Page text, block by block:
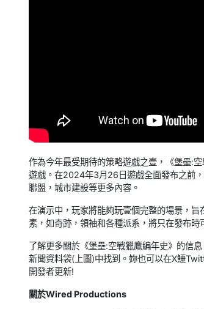
作為今年最受期待的策略遊戲之壹，《堡壘:
遊戲。在2024年3月26日遊戲全面發布之前
聯盟，城市建設等更多內容。
在演示中，玩家將能夠玩壹個完整的場景，
素，如奇跡，領袖和各種派系，將只在發布時
了解更多關於《堡壘:空戰獵鷹編年史》的信
新聞資料袋(上圖)中找到。妳也可以在X鱷
開發者更新!
關於Wired Productions